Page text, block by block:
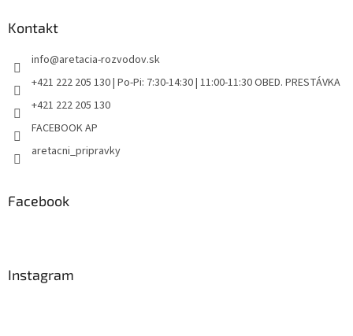
Kontakt
info@aretacia-rozvodov.sk
+421 222 205 130 | Po-Pi: 7:30-14:30 | 11:00-11:30 OBED. PRESTÁVKA
+421 222 205 130
FACEBOOK AP
aretacni_pripravky
Facebook
Instagram